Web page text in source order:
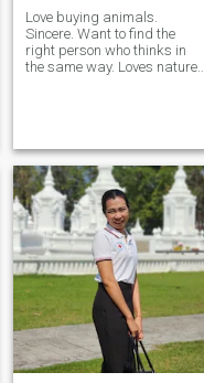
Love buying animals.
Sincere. Want to find the
right person who thinks in
the same way. Loves nature.